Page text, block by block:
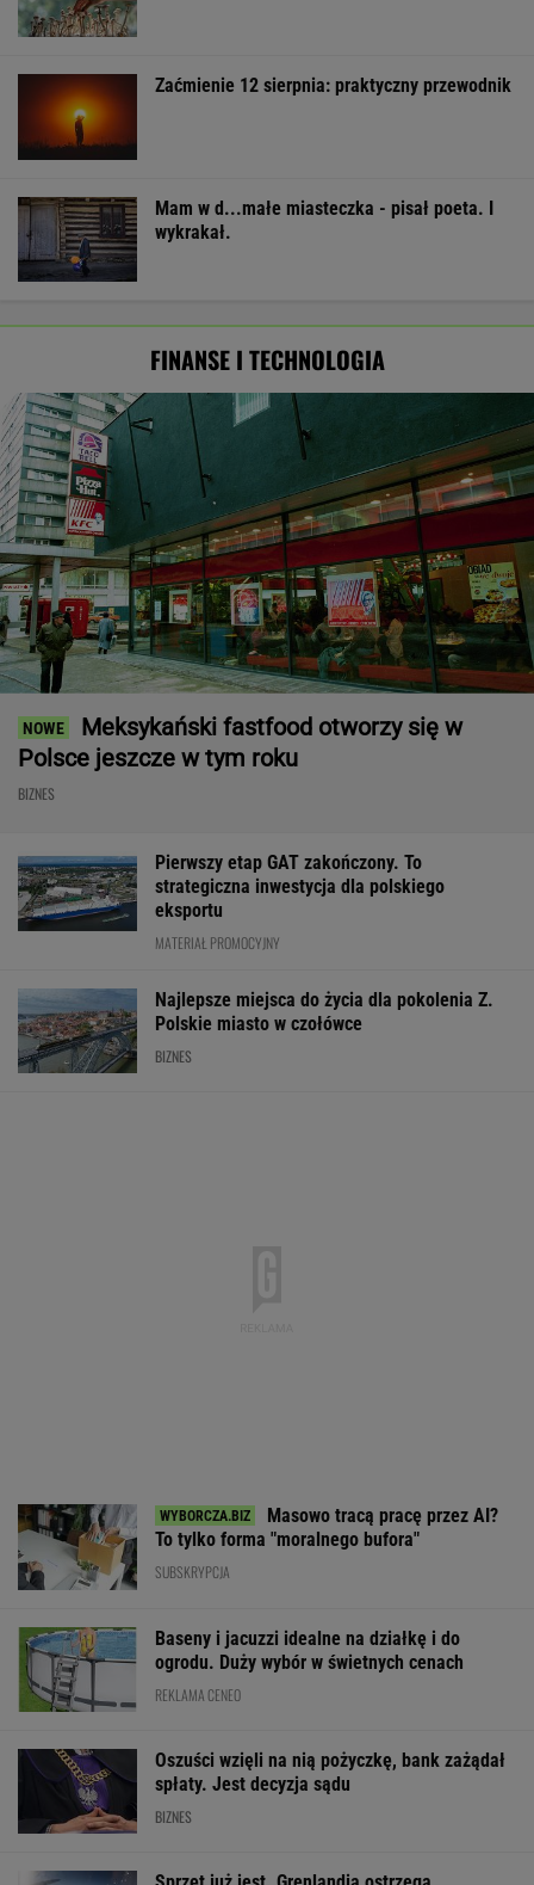
Zaćmienie 12 sierpnia: praktyczny przewodnik
Mam w d...małe miasteczka - pisał poeta. I
wykrakał.
FINANSE I TECHNOLOGIA
Meksykański fastfood otworzy się w
Polsce jeszcze w tym roku
BIZNES
Pierwszy etap GAT zakończony. To
strategiczna inwestycja dla polskiego
eksportu
MATERIAŁ PROMOCYJNY
Najlepsze miejsca do życia dla pokolenia Z.
Polskie miasto w czołówce
BIZNES
Masowo tracą pracę przez AI?
To tylko forma "moralnego bufora"
SUBSKRYPCJA
Baseny i jacuzzi idealne na działkę i do
ogrodu. Duży wybór w świetnych cenach
REKLAMA CENEO
Oszuści wzięli na nią pożyczkę, bank zażądał
spłaty. Jest decyzja sądu
BIZNES